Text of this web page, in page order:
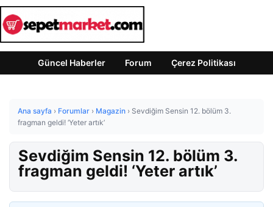
Güncel Haberler Forum Çerez Politikası
Ana sayfa › Forumlar › Magazin › Sevdiğim Sensin 12. bölüm 3.
fragman geldi! ‘Yeter artık’
Sevdiğim Sensin 12. bölüm 3.
fragman geldi! ‘Yeter artık’